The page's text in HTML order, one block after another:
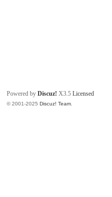
Powered byDiscuz! X3.5 Licensed
© 2001-2025Discuz! Team